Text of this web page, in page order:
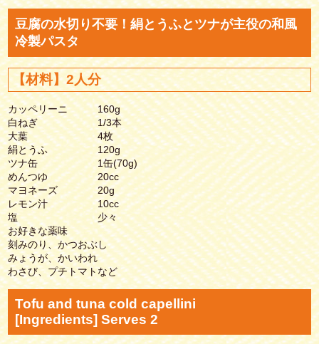
豆腐の水切り不要！絹とうふとツナが主役の和風
冷製パスタ
【材料】2人分
カッペリーニ 160g
白ねぎ 1/3本
大葉 4枚
絹とうふ 120g
ツナ缶 1缶(70g)
めんつゆ 20cc
マヨネーズ 20g
レモン汁 10cc
塩 少々
お好きな薬味
刻みのり、かつおぶし
みょうが、かいわれ
わさび、プチトマトなど
Tofu and tuna cold capellini
[Ingredients] Serves 2